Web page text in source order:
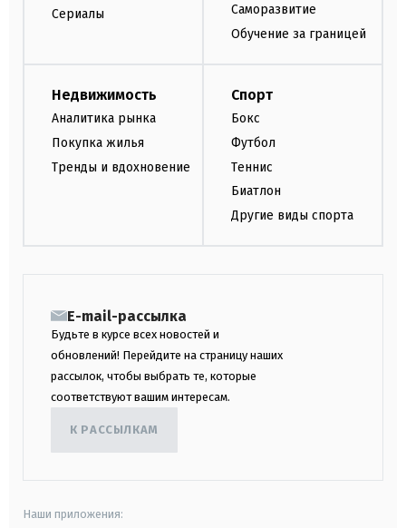
Сериалы
Саморазвитие
Обучение за границей
Недвижимость
Аналитика рынка
Покупка жилья
Тренды и вдохновение
Спорт
Бокс
Футбол
Теннис
Биатлон
Другие виды спорта
E-mail-рассылка
Будьте в курсе всех новостей и
обновлений! Перейдите на страницу наших
рассылок, чтобы выбрать те, которые
соответствуют вашим интересам.
К РАССЫЛКАМ
Наши приложения: